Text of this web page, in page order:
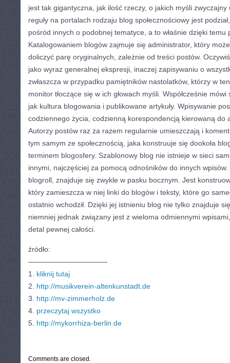
jest tak gigantyczna, jak ilość rzeczy, o jakich myśli
reguły na portalach rodzaju blog społecznościowy jest
pośród innych o podobnej tematyce, a to właśnie dzięki temu
Katalogowaniem blogów zajmuje się administrator, który
doliczyć parę oryginalnych, zależnie od treści postów.
jako wyraz generalnej ekspresji, inaczej zapisywaniu o
zwłaszcza w przypadku pamiętników nastolatków, którzy w
monitor tłoczące się w ich głowach myśli. Współcześnie
jak kultura blogowania i publikowane artykuły. Wpisywanie
codziennego życia, codzienną korespondencją kierowaną do
Autorzy postów raz za razem regularnie umieszczają i
tym samym ze społecznością, jaka konstruuje się dookoła
terminem blogosfery. Szablonowy blog nie istnieje w sieci
innymi, najczęściej za pomocą odnośników do innych
blogroll, znajduje się zwykle w pasku bocznym. Jest
który zamieszcza w niej linki do blogów i teksty, które go
ostatnio wchodził. Dzięki jej istnieniu blog nie tylko znajduje
niemniej jednak związany jest z wieloma odmiennymi
detal pewnej całości.
źródło:
———————————
1. kliknij tutaj
2. http://musikverein-altenkunstadt.de
3. http://mv-zimmerholz.de
4. przeczytaj wszystko
5. http://mykorrhiza-berlin.de
Comments are closed.